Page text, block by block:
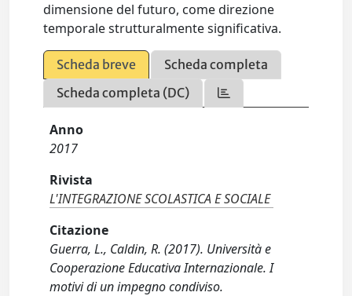
dimensione del futuro, come direzione
temporale strutturalmente significativa.
Scheda breve
Scheda completa
Scheda completa (DC)
Anno
2017
Rivista
L'INTEGRAZIONE SCOLASTICA E SOCIALE
Citazione
Guerra, L., Caldin, R. (2017). Università e
Cooperazione Educativa Internazionale. I
motivi di un impegno condiviso.